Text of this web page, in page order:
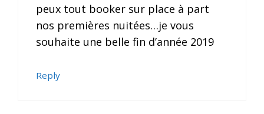
peux tout booker sur place à part
nos premières nuitées…je vous
souhaite une belle fin d’année 2019
Reply